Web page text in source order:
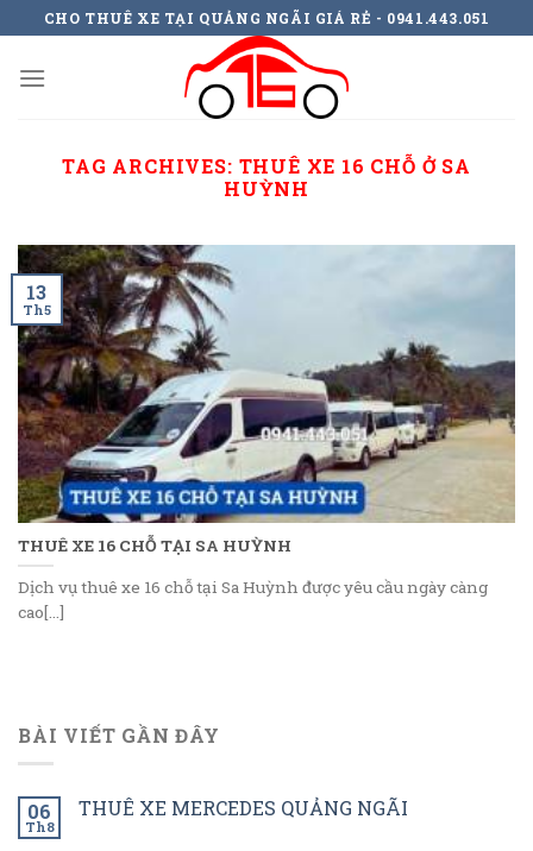
to
content
CHO THUÊ XE TẠI QUẢNG NGÃI GIÁ RẺ - 0941.443.051
TAG ARCHIVES: THUÊ XE 16 CHỖ Ở SA
HUỲNH
THUÊ XE 16 CHỖ TẠI SA HUỲNH
Dịch vụ thuê xe 16 chỗ tại Sa Huỳnh được yêu cầu ngày càng
cao[...]
13
Th5
BÀI VIẾT GẦN ĐÂY
06
Th8
THUÊ XE MERCEDES QUẢNG NGÃI